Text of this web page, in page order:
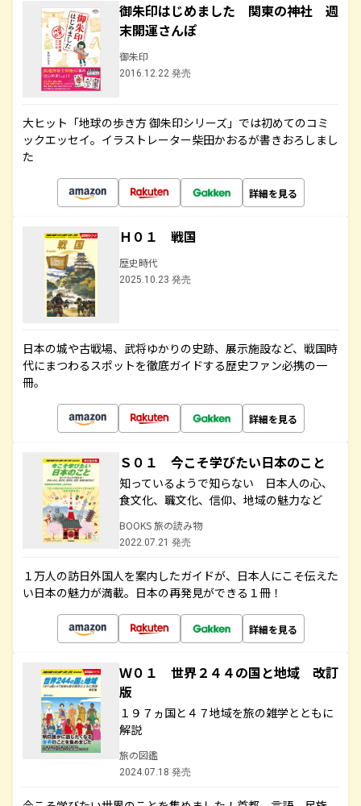
御朱印はじめました 関東の神社 週
末開運さんぽ
御朱印
2016.12.22 発売
大ヒット「地球の歩き方 御朱印シリーズ」では初めてのコミ
ックエッセイ。イラストレーター柴田かおるが書きおろしまし
た
詳細を見る
Ｈ０１ 戦国
歴史時代
2025.10.23 発売
日本の城や古戦場、武将ゆかりの史跡、展示施設など、戦国時
代にまつわるスポットを徹底ガイドする歴史ファン必携の一
冊。
詳細を見る
Ｓ０１ 今こそ学びたい日本のこと
知っているようで知らない 日本人の心、
食文化、職文化、信仰、地域の魅力など
BOOKS 旅の読み物
2022.07.21 発売
１万人の訪日外国人を案内したガイドが、日本人にこそ伝えた
い日本の魅力が満載。日本の再発見ができる１冊！
詳細を見る
Ｗ０１ 世界２４４の国と地域 改訂
版
１９７ヵ国と４７地域を旅の雑学とともに
解説
旅の図鑑
2024.07.18 発売